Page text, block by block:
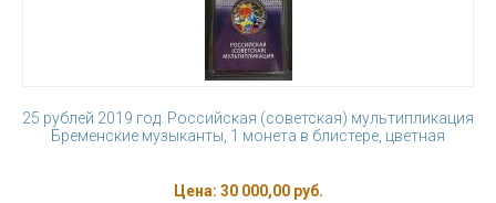
25 рублей 2019 год. Российская (советская) мультипликация
Бременские музыканты, 1 монета в блистере, цветная
Цена: 30 000,00 руб.